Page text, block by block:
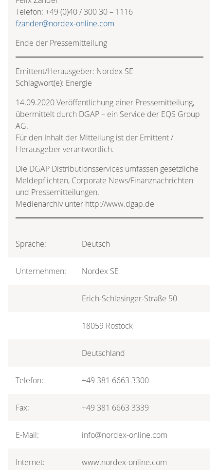
Telefon: +49 (0)40 / 300 30 – 1116
fzander@nordex-online.com
Ende der Pressemitteilung
Emittent/Herausgeber: Nordex SE
Schlagwort(e): Energie
14.09.2020 Veröffentlichung einer Pressemitteilung,
übermittelt durch DGAP – ein Service der EQS Group
AG.
Für den Inhalt der Mitteilung ist der Emittent /
Herausgeber verantwortlich.
Die DGAP Distributionsservices umfassen gesetzliche
Meldepflichten, Corporate News/Finanznachrichten
und Pressemitteilungen.
Medienarchiv unter http://www.dgap.de
Sprache: Deutsch
Unternehmen: Nordex SE
Erich-Schlesinger-Straße 50
18059 Rostock
Deutschland
Telefon: +49 381 6663 3300
Fax: +49 381 6663 3339
E-Mail: info@nordex-online.com
Internet: www.nordex-online.com